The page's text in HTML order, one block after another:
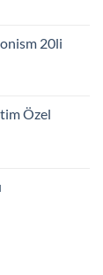
20li
Özel